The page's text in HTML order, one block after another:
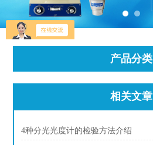
产品分类
相关文章
4种分光光度计的检验方法介绍